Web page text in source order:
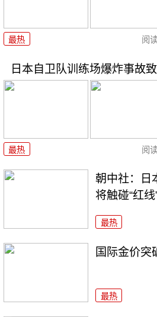
最热 阅
日本自卫队训练场爆炸事故
最热 阅
朝中社：日
将触碰“红线
最热
国际金价突
最热